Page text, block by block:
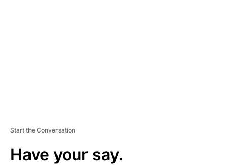
Start the Conversation
Have your say.